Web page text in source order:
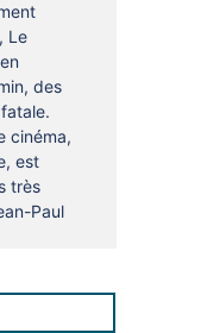
Le
des
cinéma,
est
très
Paul